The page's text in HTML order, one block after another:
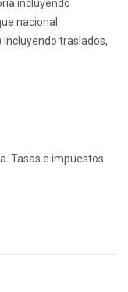
incluyendo
nacional
incluyendo traslados,
Tasas e impuestos